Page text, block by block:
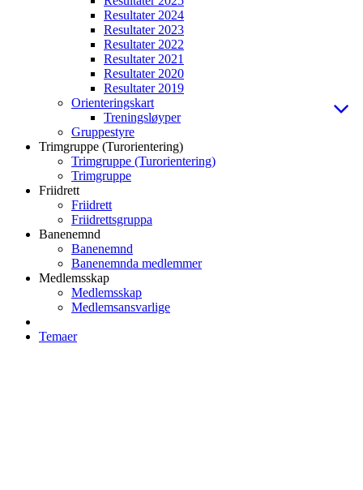
Resultater 2024
Resultater 2023
Resultater 2022
Resultater 2021
Resultater 2020
Resultater 2019
Orienteringskart
Treningsløyper
Gruppestyre
Trimgruppe (Turorientering)
Trimgruppe (Turorientering)
Trimgruppe
Friidrett
Friidrett
Friidrettsgruppa
Banenemnd
Banenemnd
Banenemnda medlemmer
Medlemsskap
Medlemsskap
Medlemsansvarlige
Temaer